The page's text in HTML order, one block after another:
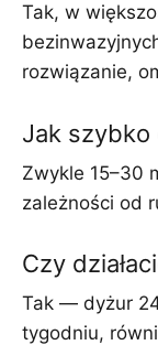
Tak, w
rozwiązanie,
Jak szybko
Zwykle 15–30
zależności od
Czy
Tak — dyżur
tygodniu,